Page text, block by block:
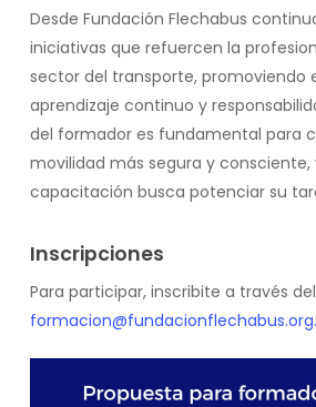
Desde Fundación Flechabus
iniciativas que refuercen la
sector del transporte, promoviendo
aprendizaje continuo y
del formador es fundamental para
movilidad más segura y consciente,
capacitación busca potenciar su
Inscripciones
Para participar, inscribite a través